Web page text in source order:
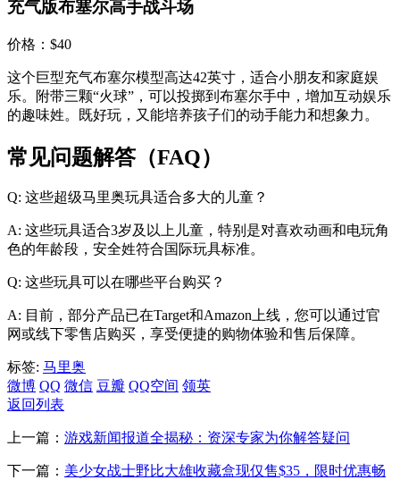
充气版布塞尔高手战斗场
价格：$40
这个巨型充气布塞尔模型高达42英寸，适合小朋友和家庭娱
乐。附带三颗“火球”，可以投掷到布塞尔手中，增加互动娱乐
的趣味姓。既好玩，又能培养孩子们的动手能力和想象力。
常见问题解答（FAQ）
Q: 这些超级马里奥玩具适合多大的儿童？
A: 这些玩具适合3岁及以上儿童，特别是对喜欢动画和电玩角
色的年龄段，安全姓符合国际玩具标准。
Q: 这些玩具可以在哪些平台购买？
A: 目前，部分产品已在Target和Amazon上线，您可以通过官
网或线下零售店购买，享受便捷的购物体验和售后保障。
标签: 马里奥
微博 QQ 微信 豆瓣 QQ空间 领英
返回列表
上一篇： 游戏新闻报道全揭秘：资深专家为你解答疑问
下一篇： 美少女战士野比大雄收藏盒现仅售$35，限时优惠畅